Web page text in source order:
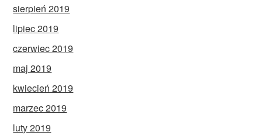
sierpień 2019
lipiec 2019
czerwiec 2019
maj 2019
kwiecień 2019
marzec 2019
luty 2019